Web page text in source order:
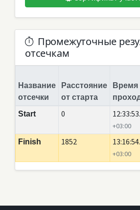
Промежуточные
отсечкам
Название
отсечки
Расстояние
от старта
Время
Start
0
+03:00
Finish 1852
+03:00